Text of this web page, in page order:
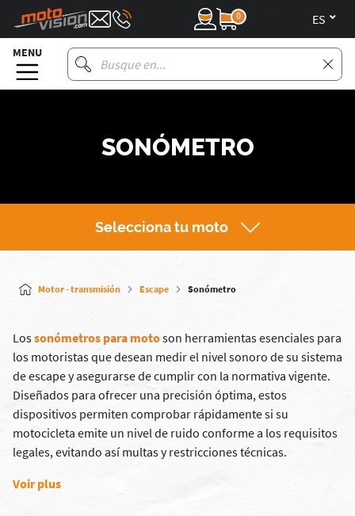
0
MENU
SONÓMETRO
Selecciona tu moto
Motor - transmisión Escape Sonómetro
Lossonómetros para motoson herramientas esenciales para
los motoristas que desean medir el nivel sonoro de su sistema
de escape y asegurarse de cumplir con la normativa vigente.
Diseñados para ofrecer una precisión óptima, estos
dispositivos permiten comprobar rápidamente si su
motocicleta emite un nivel de ruido conforme a los requisitos
legales, evitando así multas y restricciones técnicas.
Voir plus